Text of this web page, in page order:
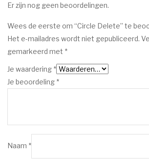
Er zijn nog geen beoordelingen.
Wees de eerste om “Circle Delete” te
Het e-mailadres wordt niet gepubliceerd.
gemarkeerd met *
Je waardering *
Je beoordeling *
Naam *